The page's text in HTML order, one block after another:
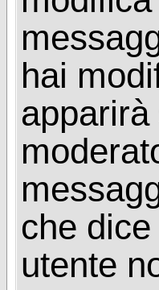
hai
che
utente